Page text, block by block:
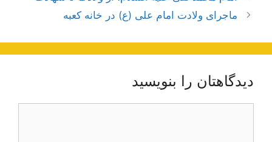
نوشته‌هاماجرای ولادت امام علی (ع) در خانه کعبه
دیدگاهتان را بنویسید